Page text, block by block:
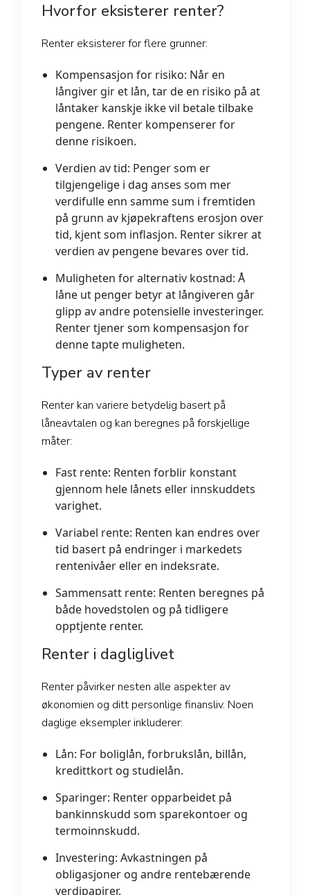
Hvorfor eksisterer renter?
Renter eksisterer for flere grunner:
Kompensasjon for risiko: Når en
långiver gir et lån, tar de en risiko på at
låntaker kanskje ikke vil betale tilbake
pengene. Renter kompenserer for
denne risikoen.
Verdien av tid: Penger som er
tilgjengelige i dag anses som mer
verdifulle enn samme sum i fremtiden
på grunn av kjøpekraftens erosjon over
tid, kjent som inflasjon. Renter sikrer at
verdien av pengene bevares over tid.
Muligheten for alternativ kostnad: Å
låne ut penger betyr at långiveren går
glipp av andre potensielle investeringer.
Renter tjener som kompensasjon for
denne tapte muligheten.
Typer av renter
Renter kan variere betydelig basert på
låneavtalen og kan beregnes på forskjellige
måter:
Fast rente: Renten forblir konstant
gjennom hele lånets eller innskuddets
varighet.
Variabel rente: Renten kan endres over
tid basert på endringer i markedets
rentenivåer eller en indeksrate.
Sammensatt rente: Renten beregnes på
både hovedstolen og på tidligere
opptjente renter.
Renter i dagliglivet
Renter påvirker nesten alle aspekter av
økonomien og ditt personlige finansliv. Noen
daglige eksempler inkluderer:
Lån: For boliglån, forbrukslån, billån,
kredittkort og studielån.
Sparinger: Renter opparbeidet på
bankinnskudd som sparekontoer og
termoinnskudd.
Investering: Avkastningen på
obligasjoner og andre rentebærende
verdipapirer.